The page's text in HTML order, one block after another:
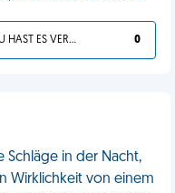
DU HAST ES VERDIENT 0
Schläge in der Nacht,
Wirklichkeit von einem